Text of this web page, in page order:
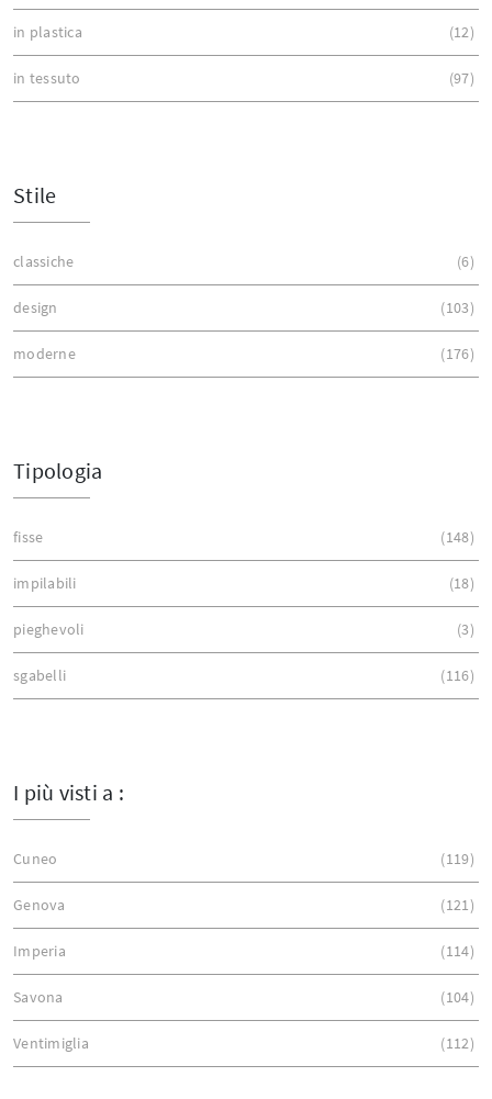
in plastica 12
in tessuto 97
Stile
classiche 6
design 103
moderne 176
Tipologia
fisse 148
impilabili 18
pieghevoli 3
sgabelli 116
I più visti a :
Cuneo 119
Genova 121
Imperia 114
Savona 104
Ventimiglia 112